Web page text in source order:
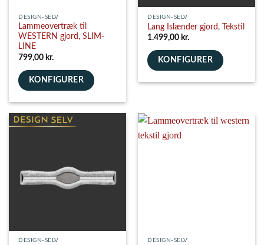
DESIGN-SELV
Lammeovertræk til
WESTERN gjord, SLIM-
LINE
799,00 kr.
KONFIGURER
DESIGN-SELV
Lang Islænder gjord, Tekstil
1.499,00 kr.
KONFIGURER
DESIGN-SELV DESIGN-SELV